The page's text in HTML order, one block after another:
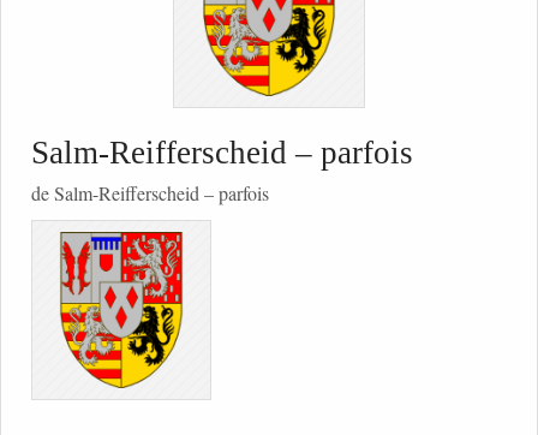
Salm-Reifferscheid – parfois
de Salm-Reifferscheid – parfois